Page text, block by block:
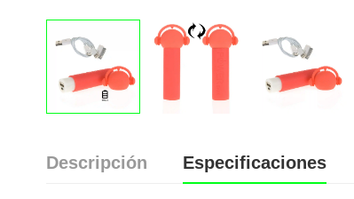
Descripción Especificaciones